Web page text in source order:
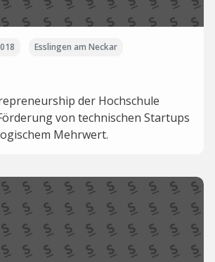
Esslingen am Neckar
der Hochschule
von technischen Startups
Mehrwert.